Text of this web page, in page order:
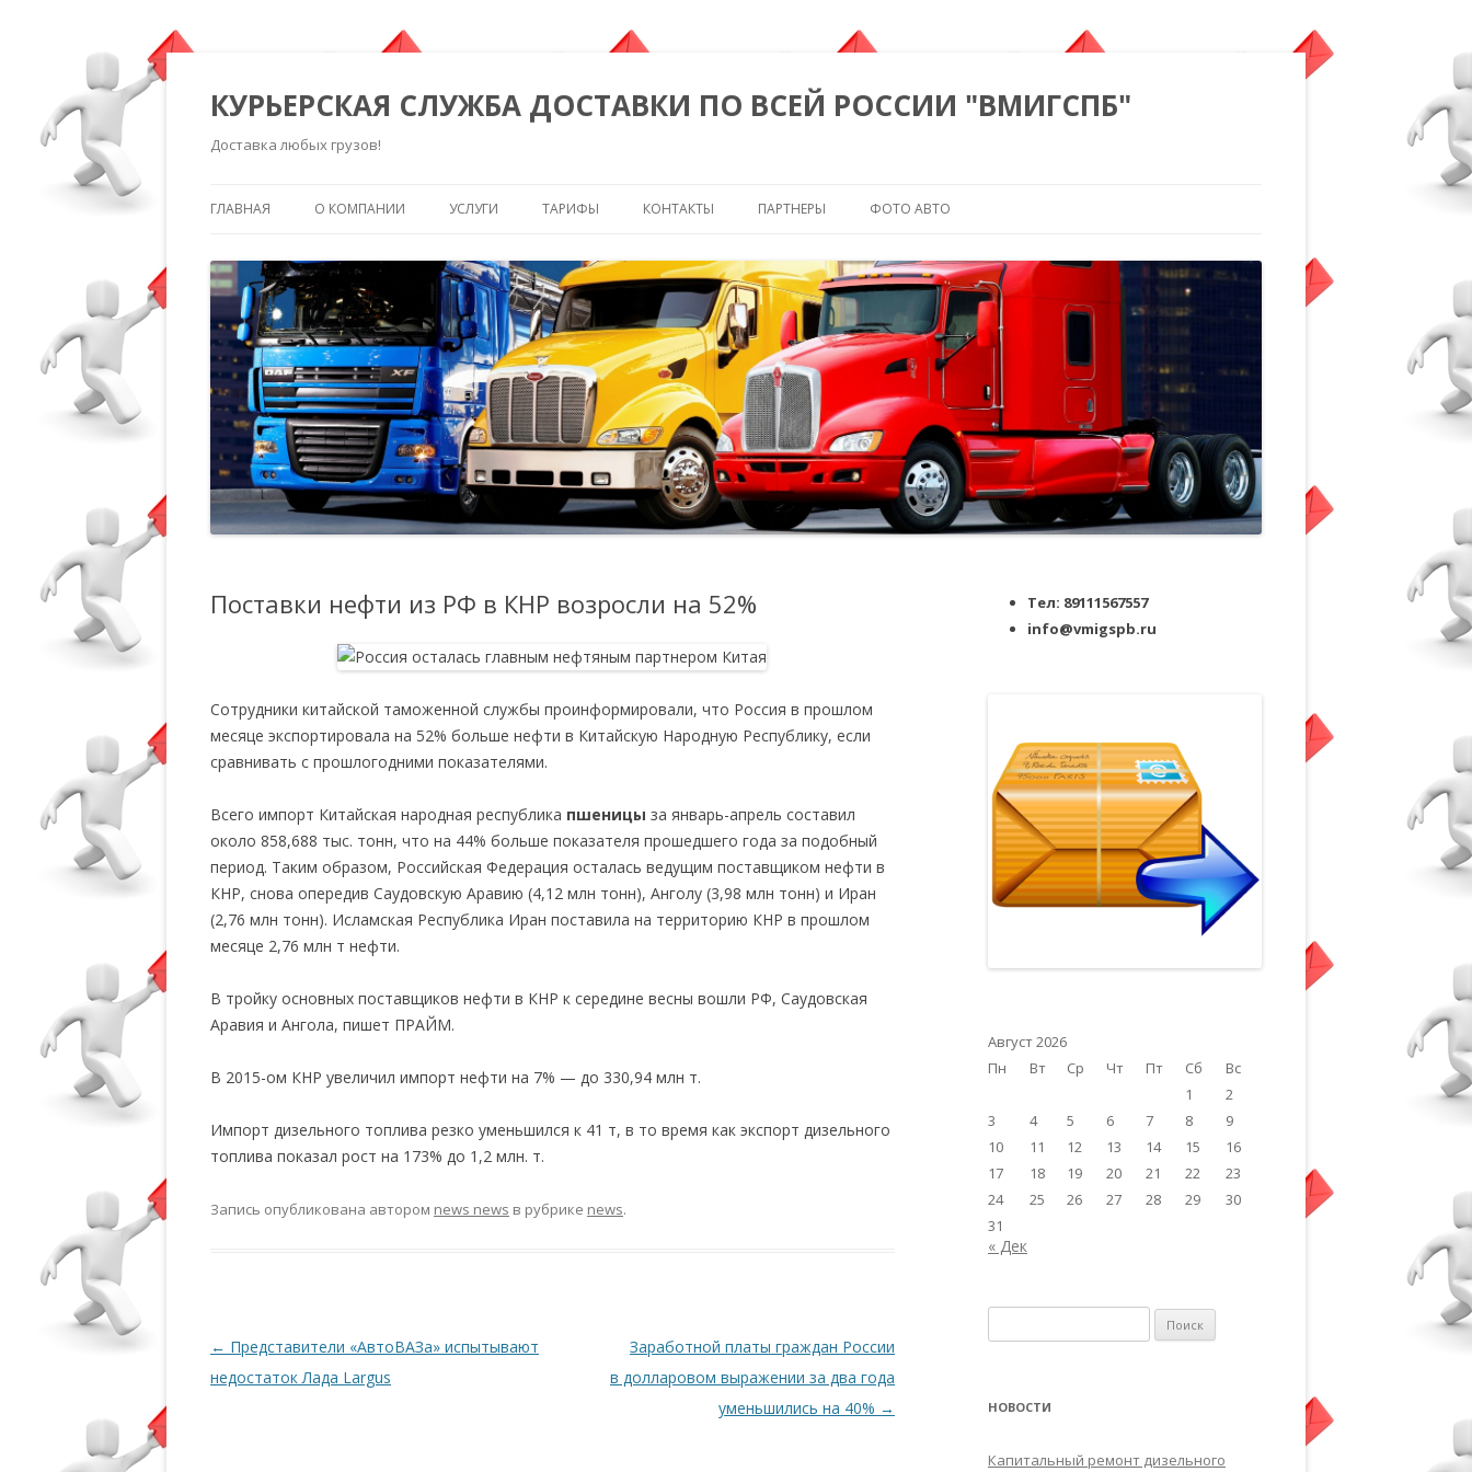
КУРЬЕРСКАЯ СЛУЖБА ДОСТАВКИ ПО ВСЕЙ РОССИИ "ВМИГСПБ"
Доставка любых грузов!
ГЛАВНАЯ О КОМПАНИИ УСЛУГИ ТАРИФЫ КОНТАКТЫ ПАРТНЕРЫ ФОТО АВТО
Поставки нефти из РФ в КНР возросли на 52%
Сотрудники китайской таможенной службы проинформировали, что Россия в прошлом
месяце экспортировала на 52% больше нефти в Китайскую Народную Республику, если
сравнивать с прошлогодними показателями.
Всего импорт Китайская народная республика пшеницы за январь-апрель составил
около 858,688 тыс. тонн, что на 44% больше показателя прошедшего года за подобный
период. Таким образом, Российская Федерация осталась ведущим поставщиком нефти в
КНР, снова опередив Саудовскую Аравию (4,12 млн тонн), Анголу (3,98 млн тонн) и Иран
(2,76 млн тонн). Исламская Республика Иран поставила на территорию КНР в прошлом
месяце 2,76 млн т нефти.
В тройку основных поставщиков нефти в КНР к середине весны вошли РФ, Саудовская
Аравия и Ангола, пишет ПРАЙМ.
В 2015-ом КНР увеличил импорт нефти на 7% — до 330,94 млн т.
Импорт дизельного топлива резко уменьшился к 41 т, в то время как экспорт дизельного
топлива показал рост на 173% до 1,2 млн. т.
Запись опубликована автором news news в рубрике news.
Навигация по записям
← Представители «АвтоВАЗа» испытывают
недостаток Лада Largus
Заработной платы граждан России
в долларовом выражении за два года
уменьшились на 40% →
Тел: 89111567557
info@vmigspb.ru
Август 2026
Пн
Вт Ср Чт Пт Сб
Вс
1
2
3
4 5 6 7 8
9
10
11 12 13 14 15
16
17
18 19 20 21 22
23
24
25 26 27 28 29
30
31
« Дек
НОВОСТИ
Капитальный ремонт дизельного